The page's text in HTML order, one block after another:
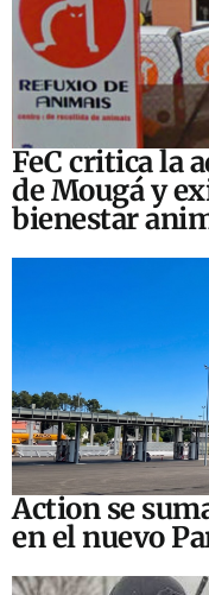
FeC critica la
de Mougá y
bienestar
Action se
en el nuevo